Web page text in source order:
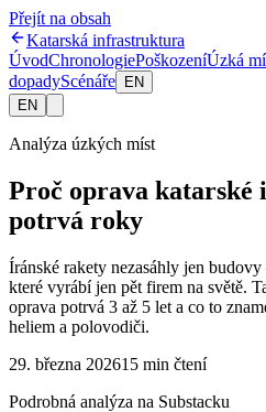
Přejít na obsah
Katarská infrastruktura
ÚvodChronologiePoškozeníÚzká
dopadyScénáře
EN
EN
Analýza úzkých míst
Proč oprava
potrvá roky
Íránské rakety nezasáhly jen
které vyrábí jen pět firem na světě.
oprava potrvá 3 až 5 let a co to
heliem a polovodiči.
29. března 202615 min čtení
Podrobná analýza na Substacku